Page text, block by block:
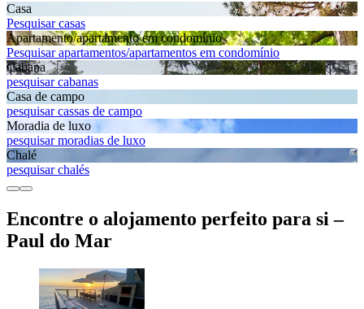
Casa
Pesquisar casas
Apartamento/apartamento em condomínio
Pesquisar apartamentos/apartamentos em condomínio
Cabana
pesquisar cabanas
Casa de campo
pesquisar cassas de campo
Moradia de luxo
pesquisar moradias de luxo
Chalé
pesquisar chalés
Encontre o alojamento perfeito para si –
Paul do Mar